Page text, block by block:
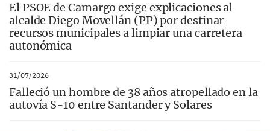
El PSOE de Camargo exige explicaciones al
alcalde Diego Movellán (PP) por destinar
recursos municipales a limpiar una carretera
autonómica
31/07/2026
Falleció un hombre de 38 años atropellado en la
autovía S-10 entre Santander y Solares